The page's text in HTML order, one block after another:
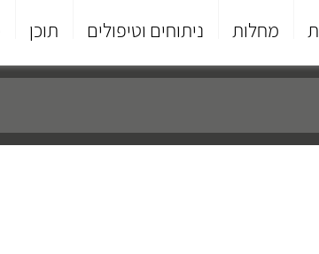
מחלות ניתוחים וטיפולים תוכן